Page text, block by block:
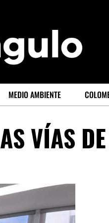
MEDIO AMBIENTE
VÍAS DE